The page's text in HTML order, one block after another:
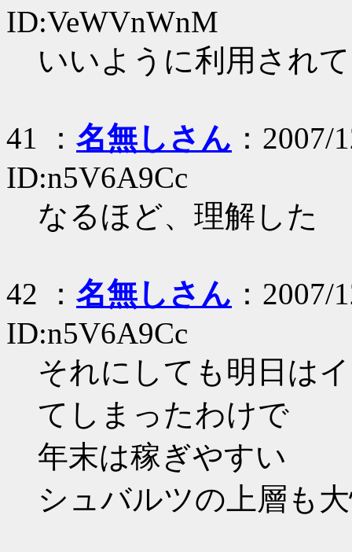
ID:VeWVnWnM
いいように利用され
41 ： 名無しさん ：2007/
ID:n5V6A9Cc
なるほど、理解した
42 ： 名無しさん ：2007/
ID:n5V6A9Cc
それにしても明日は
てしまったわけで
年末は稼ぎやすい
シュバルツの上層も